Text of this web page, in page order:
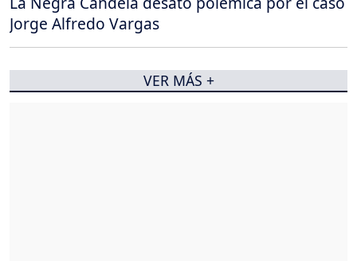
Jorge Alfredo Vargas
VER MÁS +